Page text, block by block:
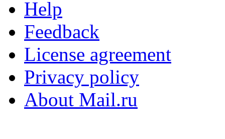
Help
Feedback
License agreement
Privacy policy
About Mail.ru